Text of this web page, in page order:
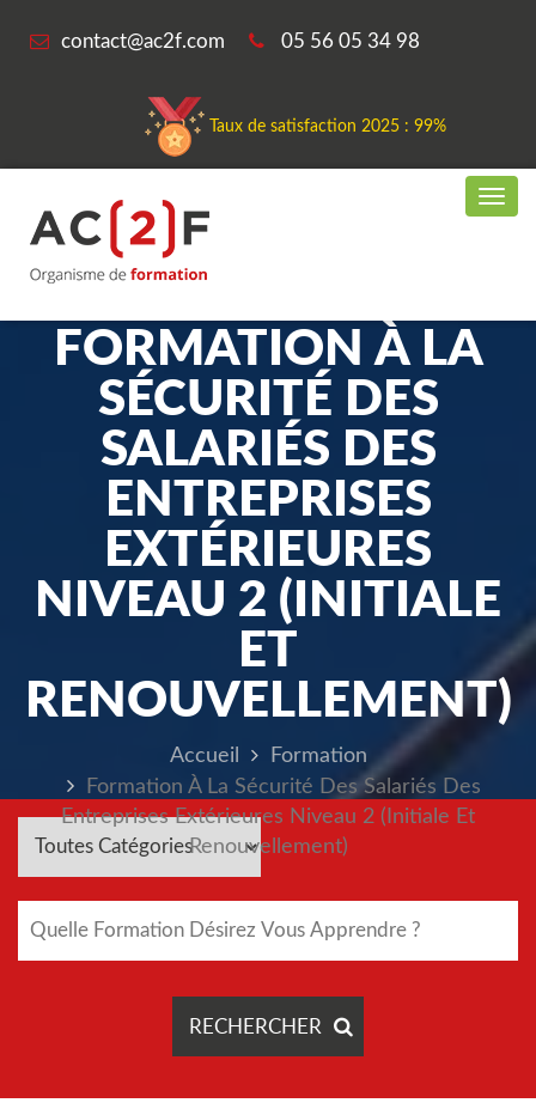
contact@ac2f.com 05 56 05 34 98
Taux de satisfaction 2025 : 99%
FORMATION À LA
SÉCURITÉ DES
SALARIÉS DES
ENTREPRISES
EXTÉRIEURES
NIVEAU 2 (INITIALE
ET
RENOUVELLEMENT)
Accueil
Formation
Formation À La Sécurité Des Salariés Des
Entreprises Extérieures Niveau 2 (initiale Et
Renouvellement)
RECHERCHER